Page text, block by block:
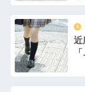
劇場版映画ちいか
MOVIE、明日興行
が確実にｗｗｗｗｗ
ｗｗｗ
【人工障がい者】
親が亡くなったんで
近